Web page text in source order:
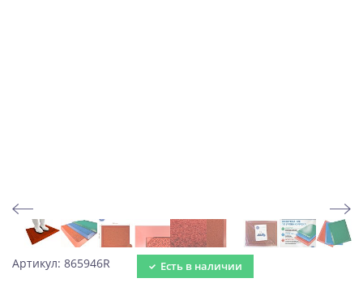
Артикул: 865946R Есть в наличии